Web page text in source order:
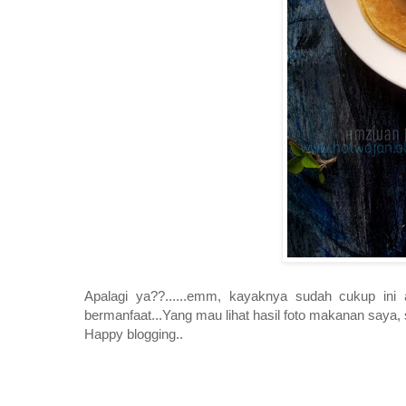
Apalagi ya??......emm, kayaknya sudah cukup
bermanfaat...Yang mau lihat hasil foto makanan
Happy blogging..